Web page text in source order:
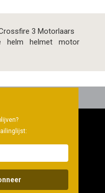
3 Motorlaars
helm helmet
motor